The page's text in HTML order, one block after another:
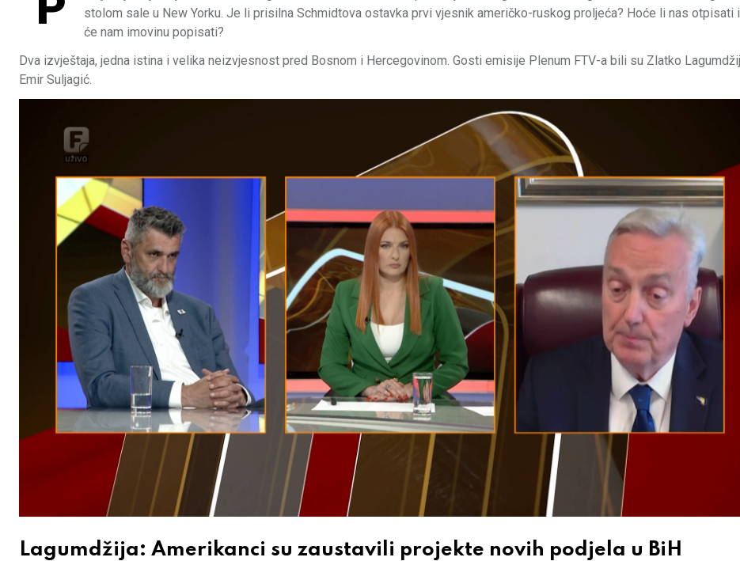
stolom sale u New Yorku. Je li prisilna Schmidtova ostavka prvi vjesnik američko-ruskog proljeća? Hoće li nas otpisati
će nam imovinu popisati?
Dva izvještaja, jedna istina i velika neizvjesnost pred Bosnom i Hercegovinom. Gosti emisije Plenum FTV-a bili su Zlatko
Emir Suljagić.
Lagumdžija: Amerikanci su zaustavili projekte novih podjela u BiH